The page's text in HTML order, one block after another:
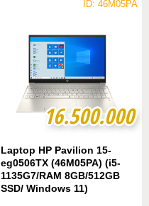
ID: 46M05PA
16.500.000
16.500.000
Laptop HP Pavilion 15-
eg0506TX (46M05PA) (i5-
1135G7/RAM 8GB/512GB
SSD/ Windows 11)